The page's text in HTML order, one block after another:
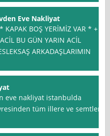
Eve Nakliyat
KAPAK BOŞ YERİMİZ VAR * +
BU GÜN YARIN ACİL
ARKADAŞLARIMIN
eve nakliyat istanbulda
tüm illere ve semtler